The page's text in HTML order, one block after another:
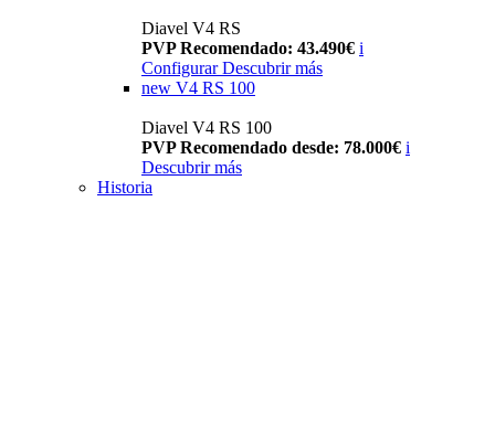
Diavel V4 RS
PVP Recomendado: 43.490€ i
Configurar Descubrir más
new V4 RS 100
Diavel V4 RS 100
PVP Recomendado desde: 78.000€ i
Descubrir más
Historia